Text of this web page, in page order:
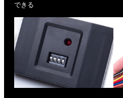
できる